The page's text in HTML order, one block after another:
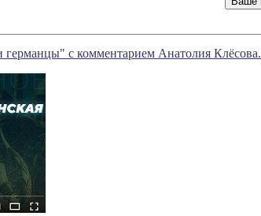
с комментарием Анатолия Клёсова.